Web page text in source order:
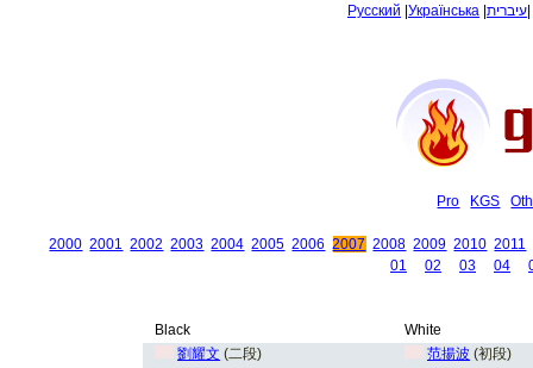
Русский Українська עיברית
Pro KGS
2000 2001 2002 2003 2004 2005 2006 2007 2008 2009 2010 2011
01
02 03 04
Black
White
劉耀文 (二段) 范揚波 (初段)